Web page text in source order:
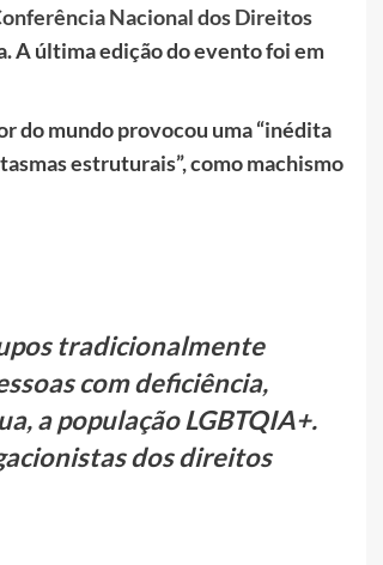
Nacional dos Direitos
A última edição do evento foi em
do mundo provocou uma “inédita
estruturais”, como machismo
tradicionalmente
com deficiência,
a população LGBTQIA+.
dos direitos